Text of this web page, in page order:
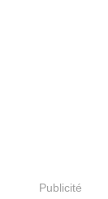
Publicité